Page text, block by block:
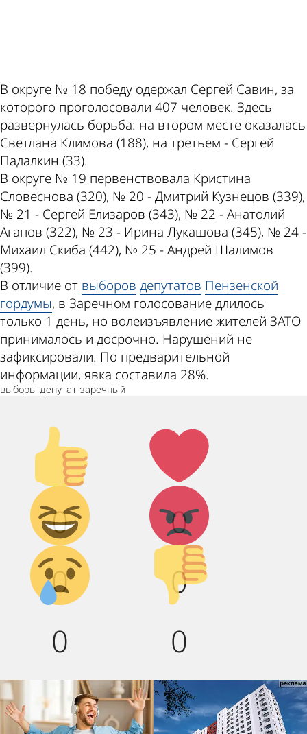
В округе № 18 победу одержал Сергей Савин, за
которого проголосовали 407 человек. Здесь
развернулась борьба: на втором месте оказалась
Светлана Климова (188), на третьем - Сергей
Падалкин (33).
В округе № 19 первенствовала Кристина
Словеснова (320), № 20 - Дмитрий Кузнецов (339),
№ 21 - Сергей Елизаров (343), № 22 - Анатолий
Агапов (322), № 23 - Ирина Лукашова (345), № 24 -
Михаил Скиба (442), № 25 - Андрей Шалимов
(399).
В отличие от выборов депутатов Пензенской
гордумы, в Заречном голосование длилось
только 1 день, но волеизъявление жителей ЗАТО
принималось и досрочно. Нарушений не
зафиксировали. По предварительной
информации, явка составила 28%.
выборы депутат заречный
Палец
вверх!
0
Лайк!
0
Дикий
смех!
0
Агрессия!
0
Грусть :(
0
Палец
вниз!
0